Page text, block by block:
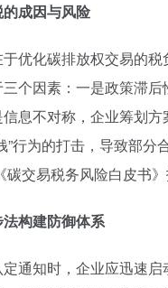
成因与风险
优化碳排放权交易的
个因素：一是政策滞
息不对称，企业筹划
”行为的打击，导致部
交易税务风险白皮书
构建防御体系
通知时，企业应迅速